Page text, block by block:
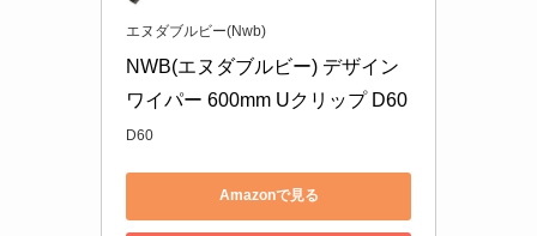
エヌダブルビー(Nwb)
NWB(エヌダブルビー) デザイン
ワイパー 600mm Uクリップ D60
D60
Amazonで見る